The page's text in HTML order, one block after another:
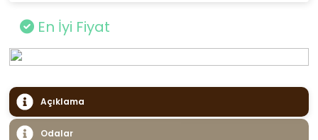
En İyi Fiyat
Açıklama
Odalar